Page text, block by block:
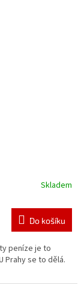
Skladem
Do košíku
peníze je to
Prahy se to dělá.